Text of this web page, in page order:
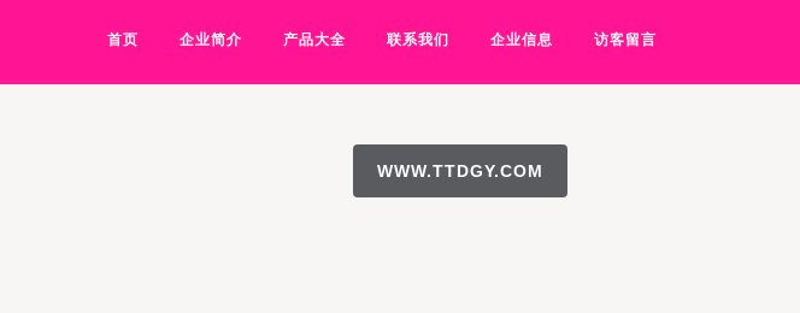
首页 企业简介 产品大全 联系我们 企业信息 访客留言
WWW.TTDGY.COM